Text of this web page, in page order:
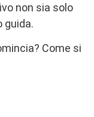
non sia solo
guida.
Come si